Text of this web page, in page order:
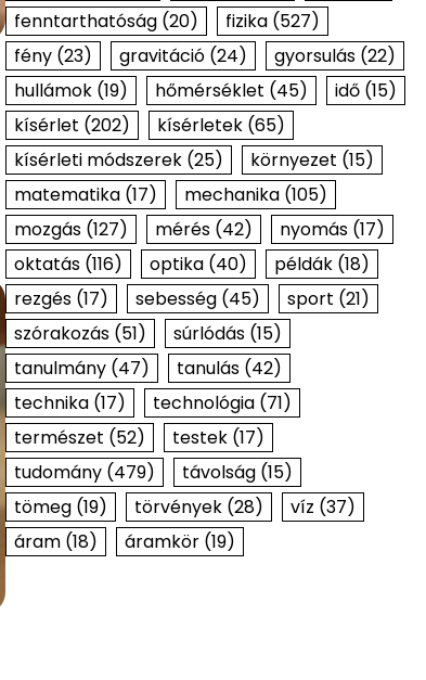
fenntarthatóság(20) fizika(527)
fény(23) gravitáció(24) gyorsulás(22)
hullámok(19) hőmérséklet (45) idő(15)
kísérlet (202) kísérletek(65)
kísérleti módszerek(25) környezet (15)
matematika(17) mechanika(105)
mozgás(127) mérés(42) nyomás(17)
oktatás(116) optika(40) példák(18)
rezgés(17) sebesség(45) sport (21)
szórakozás(51) súrlódás(15)
tanulmány(47) tanulás(42)
technika(17) technológia(71)
természet (52) testek(17)
tudomány(479) távolság(15)
tömeg(19) törvények(28) víz (37)
áram(18) áramkör(19)